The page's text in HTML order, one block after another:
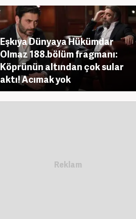
Eşkıya Dünyaya Hükümdar
Olmaz 188.bölüm fragmanı:
Köprünün altından çok sular
aktı! Acımak yok